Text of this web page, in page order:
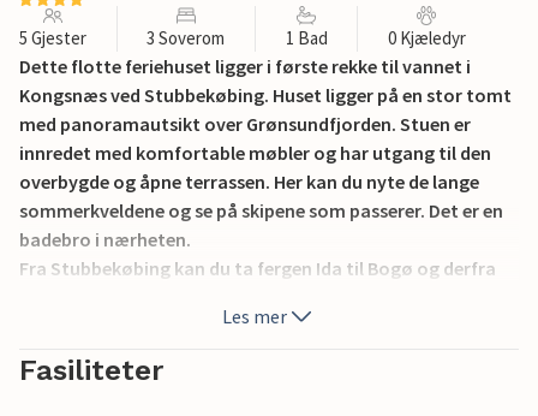
5 Gjester 3 Soverom 1 Bad 0 Kjæledyr
Dette flotte feriehuset ligger i første rekke til vannet i
Kongsnæs ved Stubbekøbing. Huset ligger på en stor tomt
med panoramautsikt over Grønsundfjorden. Stuen er
innredet med komfortable møbler og har utgang til den
overbygde og åpne terrassen. Her kan du nyte de lange
sommerkveldene og se på skipene som passerer. Det er en
badebro i nærheten.
Fra Stubbekøbing kan du ta fergen Ida til Bogø og derfra
Et veldig fint hus hvor du kan nyte naturen i fred. Hvis du er
sportsfisker, bor du nær de gode fiskeplassene.
Les mer
Fasiliteter